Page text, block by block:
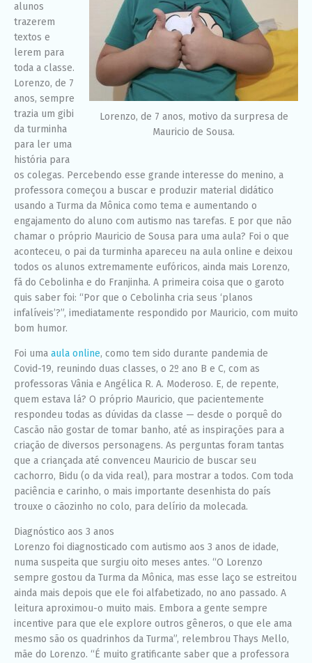
Lorenzo, de 7 anos, motivo da surpresa de
Mauricio de Sousa.
alunos
trazerem
textos e
lerem para
toda a classe.
Lorenzo, de 7
anos, sempre
trazia um gibi
da turminha
para ler uma
história para
os colegas. Percebendo esse grande interesse do menino, a
professora começou a buscar e produzir material didático
usando a Turma da Mônica como tema e aumentando o
engajamento do aluno com autismo nas tarefas. E por que não
chamar o próprio Mauricio de Sousa para uma aula? Foi o que
aconteceu, o pai da turminha apareceu na aula online e deixou
todos os alunos extremamente eufóricos, ainda mais Lorenzo,
fã do Cebolinha e do Franjinha. A primeira coisa que o garoto
quis saber foi: “Por que o Cebolinha cria seus ‘planos
infalíveis’?”, imediatamente respondido por Mauricio, com muito
bom humor.
Foi uma aula online, como tem sido durante pandemia de
Covid-19, reunindo duas classes, o 2º ano B e C, com as
professoras Vânia e Angélica R. A. Moderoso. E, de repente,
quem estava lá? O próprio Mauricio, que pacientemente
respondeu todas as dúvidas da classe — desde o porquê do
Cascão não gostar de tomar banho, até as inspirações para a
criação de diversos personagens. As perguntas foram tantas
que a criançada até convenceu Mauricio de buscar seu
cachorro, Bidu (o da vida real), para mostrar a todos. Com toda
paciência e carinho, o mais importante desenhista do país
trouxe o cãozinho no colo, para delírio da molecada.
Diagnóstico aos 3 anos
Lorenzo foi diagnosticado com autismo aos 3 anos de idade,
numa suspeita que surgiu oito meses antes. “O Lorenzo
sempre gostou da Turma da Mônica, mas esse laço se estreitou
ainda mais depois que ele foi alfabetizado, no ano passado. A
leitura aproximou-o muito mais. Embora a gente sempre
incentive para que ele explore outros gêneros, o que ele ama
mesmo são os quadrinhos da Turma”, relembrou Thays Mello,
mãe do Lorenzo. “É muito gratificante saber que a professora